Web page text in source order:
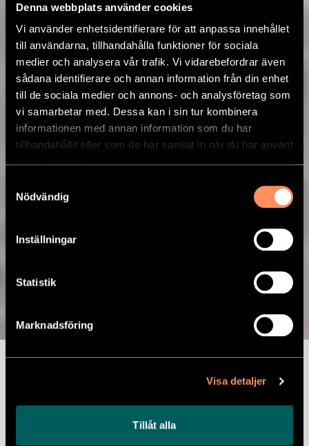
Denna webbplats använder cookies
Vi använder enhetsidentifierare för att anpassa innehållet
till användarna, tillhandahålla funktioner för sociala
medier och analysera vår trafik. Vi vidarebefordrar även
sådana identifierare och annan information från din enhet
till de sociala medier och annons- och analysföretag som
vi samarbetar med. Dessa kan i sin tur kombinera
informationen med annan information som du har
tillhandahållit eller som de har samlat in när du har använt
Nödvändig
Inställningar
Statistik
Marknadsföring
Visa detaljer
Tillåt alla
Torskrygg med gul
morot, räkor &
Näringsvärde per 100 gram: